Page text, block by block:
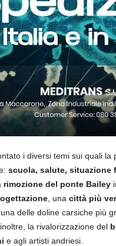
i diversi temi sui quali
scuola, salute, situazione
rimozione del ponte Bailey
, una città più
, una delle doline carsiche più
la rivalorizzazione del
e agli artisti andriesi.